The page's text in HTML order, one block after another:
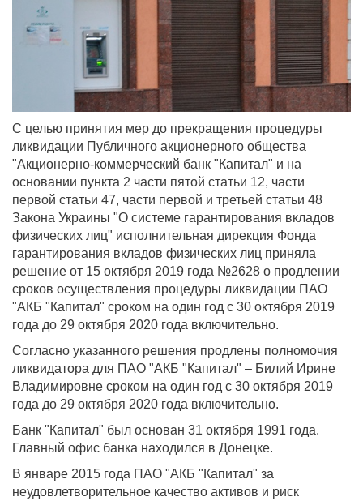
С целью принятия мер до прекращения процедуры
ликвидации Публичного акционерного общества
"Акционерно-коммерческий банк "Капитал" и на
основании пункта 2 части пятой статьи 12, части
первой статьи 47, части первой и третьей статьи 48
Закона Украины "О системе гарантирования вкладов
физических лиц" исполнительная дирекция Фонда
гарантирования вкладов физических лиц приняла
решение от 15 октября 2019 года №2628 о продлении
сроков осуществления процедуры ликвидации ПАО
"АКБ "Капитал" сроком на один год с 30 октября 2019
года до 29 октября 2020 года включительно.
Согласно указанного решения продлены полномочия
ликвидатора для ПАО "АКБ "Капитал" – Билий Ирине
Владимировне сроком на один год с 30 октября 2019
года до 29 октября 2020 года включительно.
Банк "Капитал" был основан 31 октября 1991 года.
Главный офис банка находился в Донецке.
В январе 2015 года ПАО "АКБ "Капитал" за
неудовлетворительное качество активов и риск